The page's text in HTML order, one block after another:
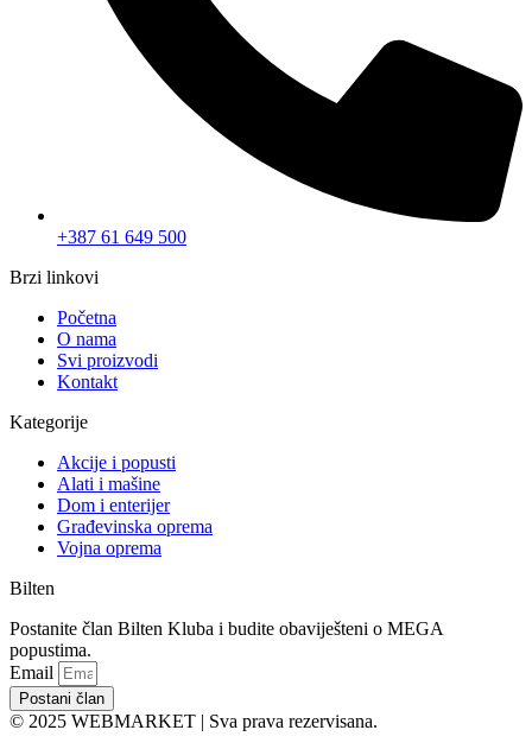
+387 61 649 500
Brzi linkovi
Početna
O nama
Svi proizvodi
Kontakt
Kategorije
Akcije i popusti
Alati i mašine
Dom i enterijer
Građevinska oprema
Vojna oprema
Bilten
Postanite član Bilten Kluba i budite obaviješteni o MEGA
popustima.
Email
Postani član
© 2025 WEBMARKET | Sva prava rezervisana.